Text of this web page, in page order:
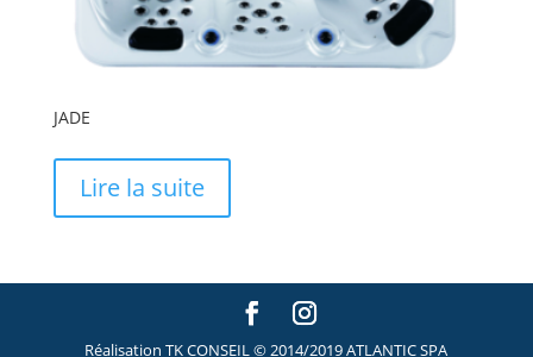
JADE
Lire la suite
Réalisation TK CONSEIL © 2014/2019 ATLANTIC SPA